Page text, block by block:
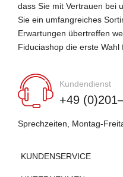
dass Sie mit Vertrauen bei
Sie ein umfangreiches
Erwartungen übertreffen
Fiduciashop die erste Wahl
Kundendienst
+49
Sprechzeiten, Montag-
KUNDENSERVICE